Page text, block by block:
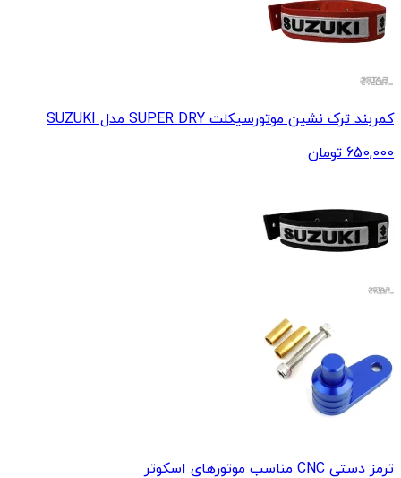
کمربند ترک نشین موتورسیکلت SUPER DRY مدل SUZUKI
650,000 تومان
ترمز دستی CNC مناسب موتورهای اسکوتر